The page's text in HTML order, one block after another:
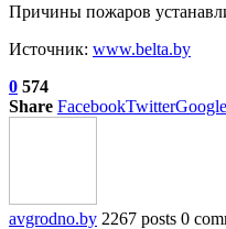
Причины пожаров
Источник: www.belta.by
0 574
Share FacebookTwitter
avgrodno.by 2267 posts 0